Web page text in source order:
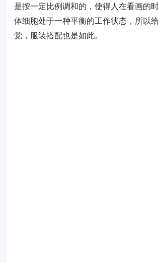
是按一定比例调和的，使得人在看画的
体细胞处于一种平衡的工作状态，所以
觉，服装搭配也是如此。